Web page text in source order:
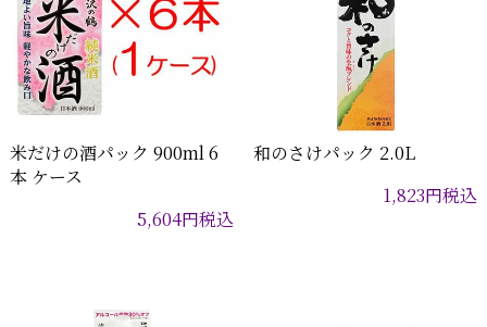
米だけの酒パック 900ml 6
本 ケース
5,604円税込
和のさけパック 2.0L
1,823円税込